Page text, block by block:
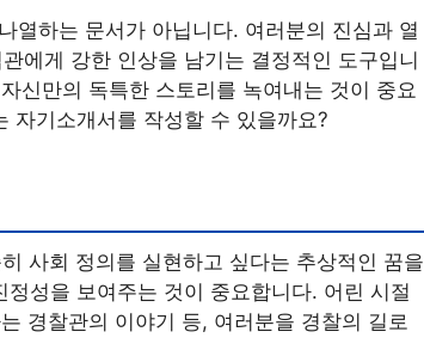
열하는 문서가 아닙니다. 여러분의 진심과 열
에게 강한 인상을 남기는 결정적인 도구입니
신만의 독특한 스토리를 녹여내는 것이 중요
자기소개서를 작성할 수 있을까요?
사회 정의를 실현하고 싶다는 추상적인 꿈을
성을 보여주는 것이 중요합니다. 어린 시절
경찰관의 이야기 등, 여러분을 경찰의 길로